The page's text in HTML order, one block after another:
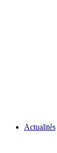
Actualités